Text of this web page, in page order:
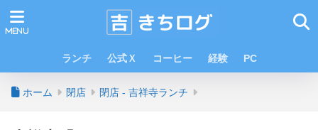
ランチ 公式Ｘ コーヒー 経験 PC
ホーム 閉店 閉店 - 吉祥寺ランチ